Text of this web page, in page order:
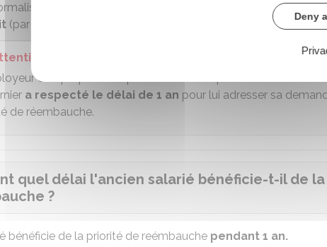
n'est imposé, mais il est
conseillé à l'employeur
(par exemple par lettre
doit proposer un poste devenu disponible à un ancien
a respecté le délai de 1 an pour lui adresser sa
de réembauche.
quel délai l'ancien salarié bénéficie-t-il de
?
bénéficie de la priorité de reémbauche pendant 1 an.
Deny